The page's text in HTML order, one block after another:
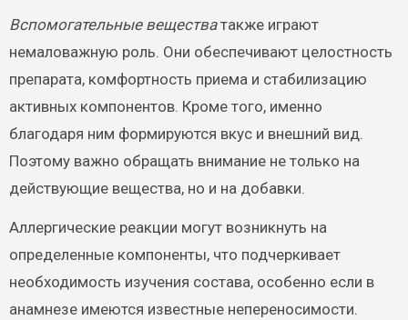
Вспомогательные веществатакже играют
немаловажную роль. Они обеспечивают целостность
препарата, комфортность приема и стабилизацию
активных компонентов. Кроме того, именно
благодаря ним формируются вкус и внешний вид.
Поэтому важно обращать внимание не только на
действующие вещества, но и на добавки.
Аллергические реакции могут возникнуть на
определенные компоненты, что подчеркивает
необходимость изучения состава, особенно если в
анамнезе имеются известные непереносимости.